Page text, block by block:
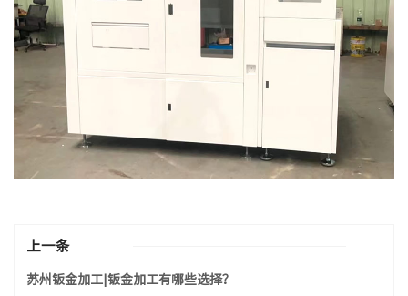
上一条
苏州钣金加工|钣金加工有哪些选择？